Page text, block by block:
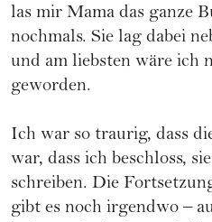
las mir Mama das ganze
nochmals. Sie lag dabei
und am liebsten wäre ich
geworden.
Ich war so traurig, dass
war, dass ich beschloss,
schreiben. Die
gibt es noch irgendwo –